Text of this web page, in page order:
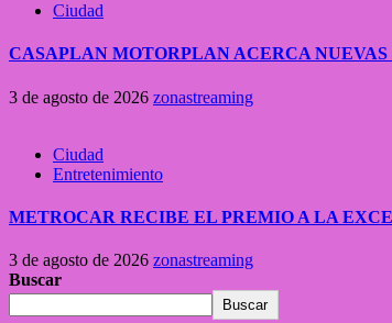
Ciudad
CASAPLAN MOTORPLAN ACERCA
3 de agosto de 2026 zonastreaming
Ciudad
Entretenimiento
METROCAR RECIBE EL PREMIO A LA
3 de agosto de 2026 zonastreaming
Buscar
Buscar